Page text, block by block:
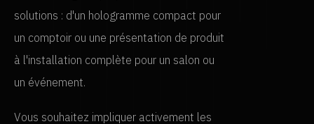
solutions : d'un hologramme compact pour
un comptoir ou une présentation de produit
à l'installation complète pour un salon ou
un événement.
Vous souhaitez impliquer activement les